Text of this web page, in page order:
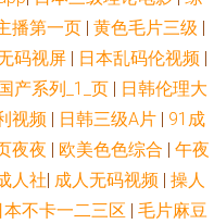
播第一页 | 黄色毛片三级 |
码视屏 | 日本乱码伦视频 |
产系列_1_页 | 日韩伦理大
视频 | 日韩三级A片 | 91成
夜夜 | 欧美色色综合 | 午夜
人社| 成人无码视频 | 操人
本不卡一二三区 | 毛片麻豆